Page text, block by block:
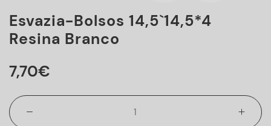
Esvazia-Bolsos 14,5`14,5*4
Resina Branco
7,70€